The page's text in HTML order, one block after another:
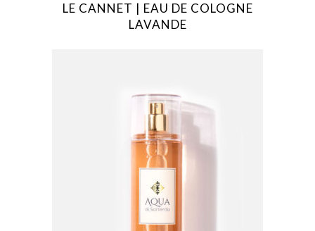
LE CANNET | EAU DE COLOGNE
LAVANDE